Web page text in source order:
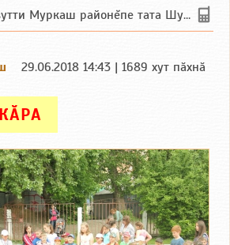
районĕпе тата Шупашкар районĕнчи Ишлей тăрăхĕпе сутатăп. Ха...
29.06.2018 14:43 | 1689 хут пӑхнӑ